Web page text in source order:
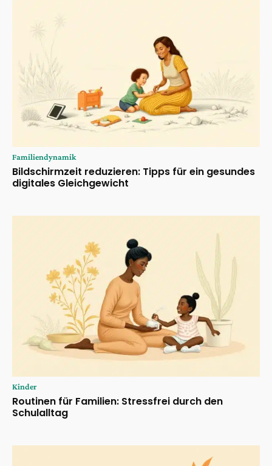
Familiendynamik
Bildschirmzeit reduzieren: Tipps für ein gesundes
digitales Gleichgewicht
Kinder
Routinen für Familien: Stressfrei durch den
Schulalltag